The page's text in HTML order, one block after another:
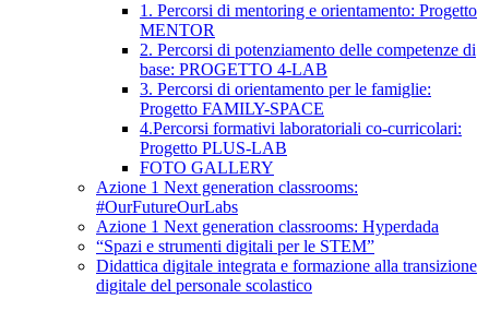
1. Percorsi di mentoring e orientamento: Progetto
MENTOR
2. Percorsi di potenziamento delle competenze di
base: PROGETTO 4-LAB
3. Percorsi di orientamento per le famiglie:
Progetto FAMILY-SPACE
4.Percorsi formativi laboratoriali co-curricolari:
Progetto PLUS-LAB
FOTO GALLERY
Azione 1 Next generation classrooms:
#OurFutureOurLabs
Azione 1 Next generation classrooms: Hyperdada
“Spazi e strumenti digitali per le STEM”
Didattica digitale integrata e formazione alla transizione
digitale del personale scolastico